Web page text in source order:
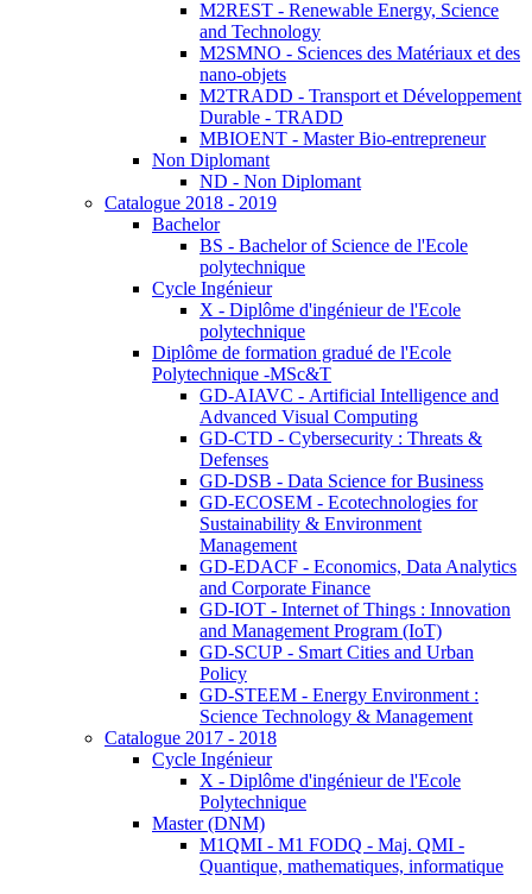
M2REST - Renewable Energy, Science
and Technology
M2SMNO - Sciences des Matériaux et des
nano-objets
M2TRADD - Transport et Développement
Durable - TRADD
MBIOENT - Master Bio-entrepreneur
Non Diplomant
ND - Non Diplomant
Catalogue 2018 - 2019
Bachelor
BS - Bachelor of Science de l'Ecole
polytechnique
Cycle Ingénieur
X - Diplôme d'ingénieur de l'Ecole
polytechnique
Diplôme de formation gradué de l'Ecole
Polytechnique -MSc&T
GD-AIAVC - Artificial Intelligence and
Advanced Visual Computing
GD-CTD - Cybersecurity : Threats &
Defenses
GD-DSB - Data Science for Business
GD-ECOSEM - Ecotechnologies for
Sustainability & Environment
Management
GD-EDACF - Economics, Data Analytics
and Corporate Finance
GD-IOT - Internet of Things : Innovation
and Management Program (IoT)
GD-SCUP - Smart Cities and Urban
Policy
GD-STEEM - Energy Environment :
Science Technology & Management
Catalogue 2017 - 2018
Cycle Ingénieur
X - Diplôme d'ingénieur de l'Ecole
Polytechnique
Master (DNM)
M1QMI - M1 FODQ - Maj. QMI -
Quantique, mathematiques, informatique